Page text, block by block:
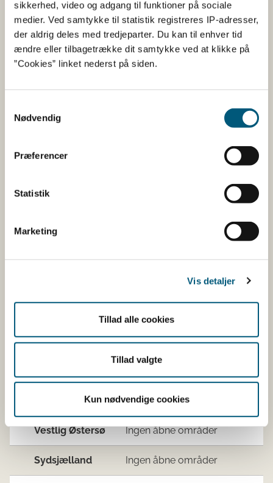
sikkerhed, video og adgang til funktioner på sociale
medier. Ved samtykke til statistik registreres IP-adresser,
der aldrig deles med tredjeparter. Du kan til enhver tid
ændre eller tilbagetrække dit samtykke ved at klikke på
”Cookies” linket nederst på siden.
Nødvendig
Præferencer
Statistik
Marketing
Vis detaljer
Tillad alle cookies
Tillad valgte
Kun nødvendige cookies
22
Limfjorden Øst
Fjord
Ingen åbne områder
Kattegat Nord
Jyllands
Fyn
(M.
(M.
Jyllands
Ingen åbne områder
Vestlig Østersø Ingen åbne områder
Sydsjælland Ingen åbne områder